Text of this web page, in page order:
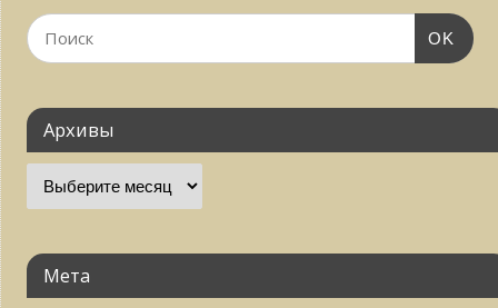
OK
Архивы
Мета